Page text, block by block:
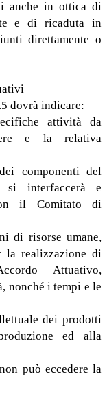
anche in ottica di
e di ricaduta in
direttamente o
dovrà indicare:
attività da
e la relativa
componenti del
si interfaccerà e
il Comitato di
di risorse umane,
la realizzazione di
Attuativo,
nonché i tempi e le
dei prodotti
ed alla
può eccedere la